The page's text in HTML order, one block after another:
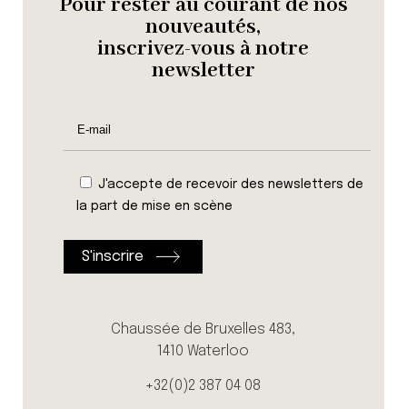
nouveautés,
inscrivez-vous à notre
newsletter
J'accepte de recevoir des newsletters de
la part de mise en scène
Chaussée de Bruxelles 483,
1410 Waterloo
+32(0)2 387 04 08